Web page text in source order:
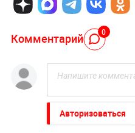
Комментарий 0
Авторизоваться